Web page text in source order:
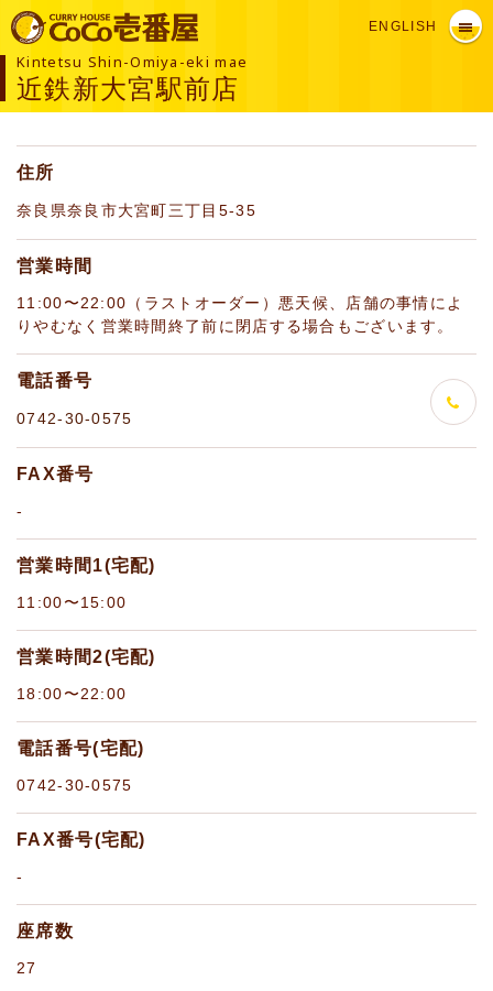
ENGLISH
Kintetsu Shin-Omiya-eki mae
近鉄新大宮駅前店
住所
奈良県奈良市大宮町三丁目5-35
営業時間
11:00〜22:00（ラストオーダー）悪天候、店舗の事情によ
りやむなく営業時間終了前に閉店する場合もございます。
電話番号
0742-30-0575
FAX番号
-
営業時間1(宅配)
11:00〜15:00
営業時間2(宅配)
18:00〜22:00
電話番号(宅配)
0742-30-0575
FAX番号(宅配)
-
座席数
27